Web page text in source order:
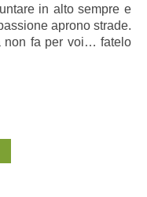
in alto sempre e
aprono strade.
non fa per voi… fatelo